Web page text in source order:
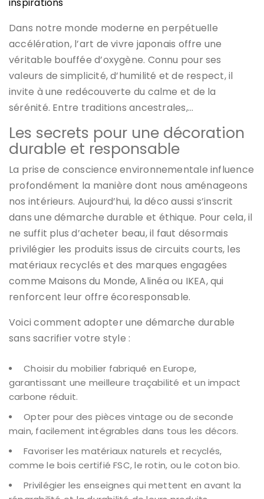
Dans notre monde moderne en perpétuelle
accélération, l’art de vivre japonais offre une
véritable bouffée d’oxygène. Connu pour ses
valeurs de simplicité, d’humilité et de respect, il
invite à une redécouverte du calme et de la
sérénité. Entre traditions ancestrales,…
Les secrets pour une décoration
durable et responsable
La prise de conscience environnementale influence
profondément la manière dont nous aménageons
nos intérieurs. Aujourd’hui, la déco aussi s’inscrit
dans une démarche durable et éthique. Pour cela, il
ne suffit plus d’acheter beau, il faut désormais
privilégier les produits issus de circuits courts, les
matériaux recyclés et des marques engagées
comme Maisons du Monde, Alinéa ou IKEA, qui
renforcent leur offre écoresponsable.
Voici comment adopter une démarche durable
sans sacrifier votre style :
Choisir du mobilier fabriqué en Europe,
garantissant une meilleure traçabilité et un impact
carbone réduit.
Opter pour des pièces vintage ou de seconde
main, facilement intégrables dans tous les décors.
Favoriser les matériaux naturels et recyclés,
comme le bois certifié FSC, le rotin, ou le coton bio.
Privilégier les enseignes qui mettent en avant la